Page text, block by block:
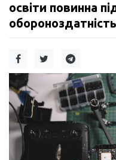
освіти повинна